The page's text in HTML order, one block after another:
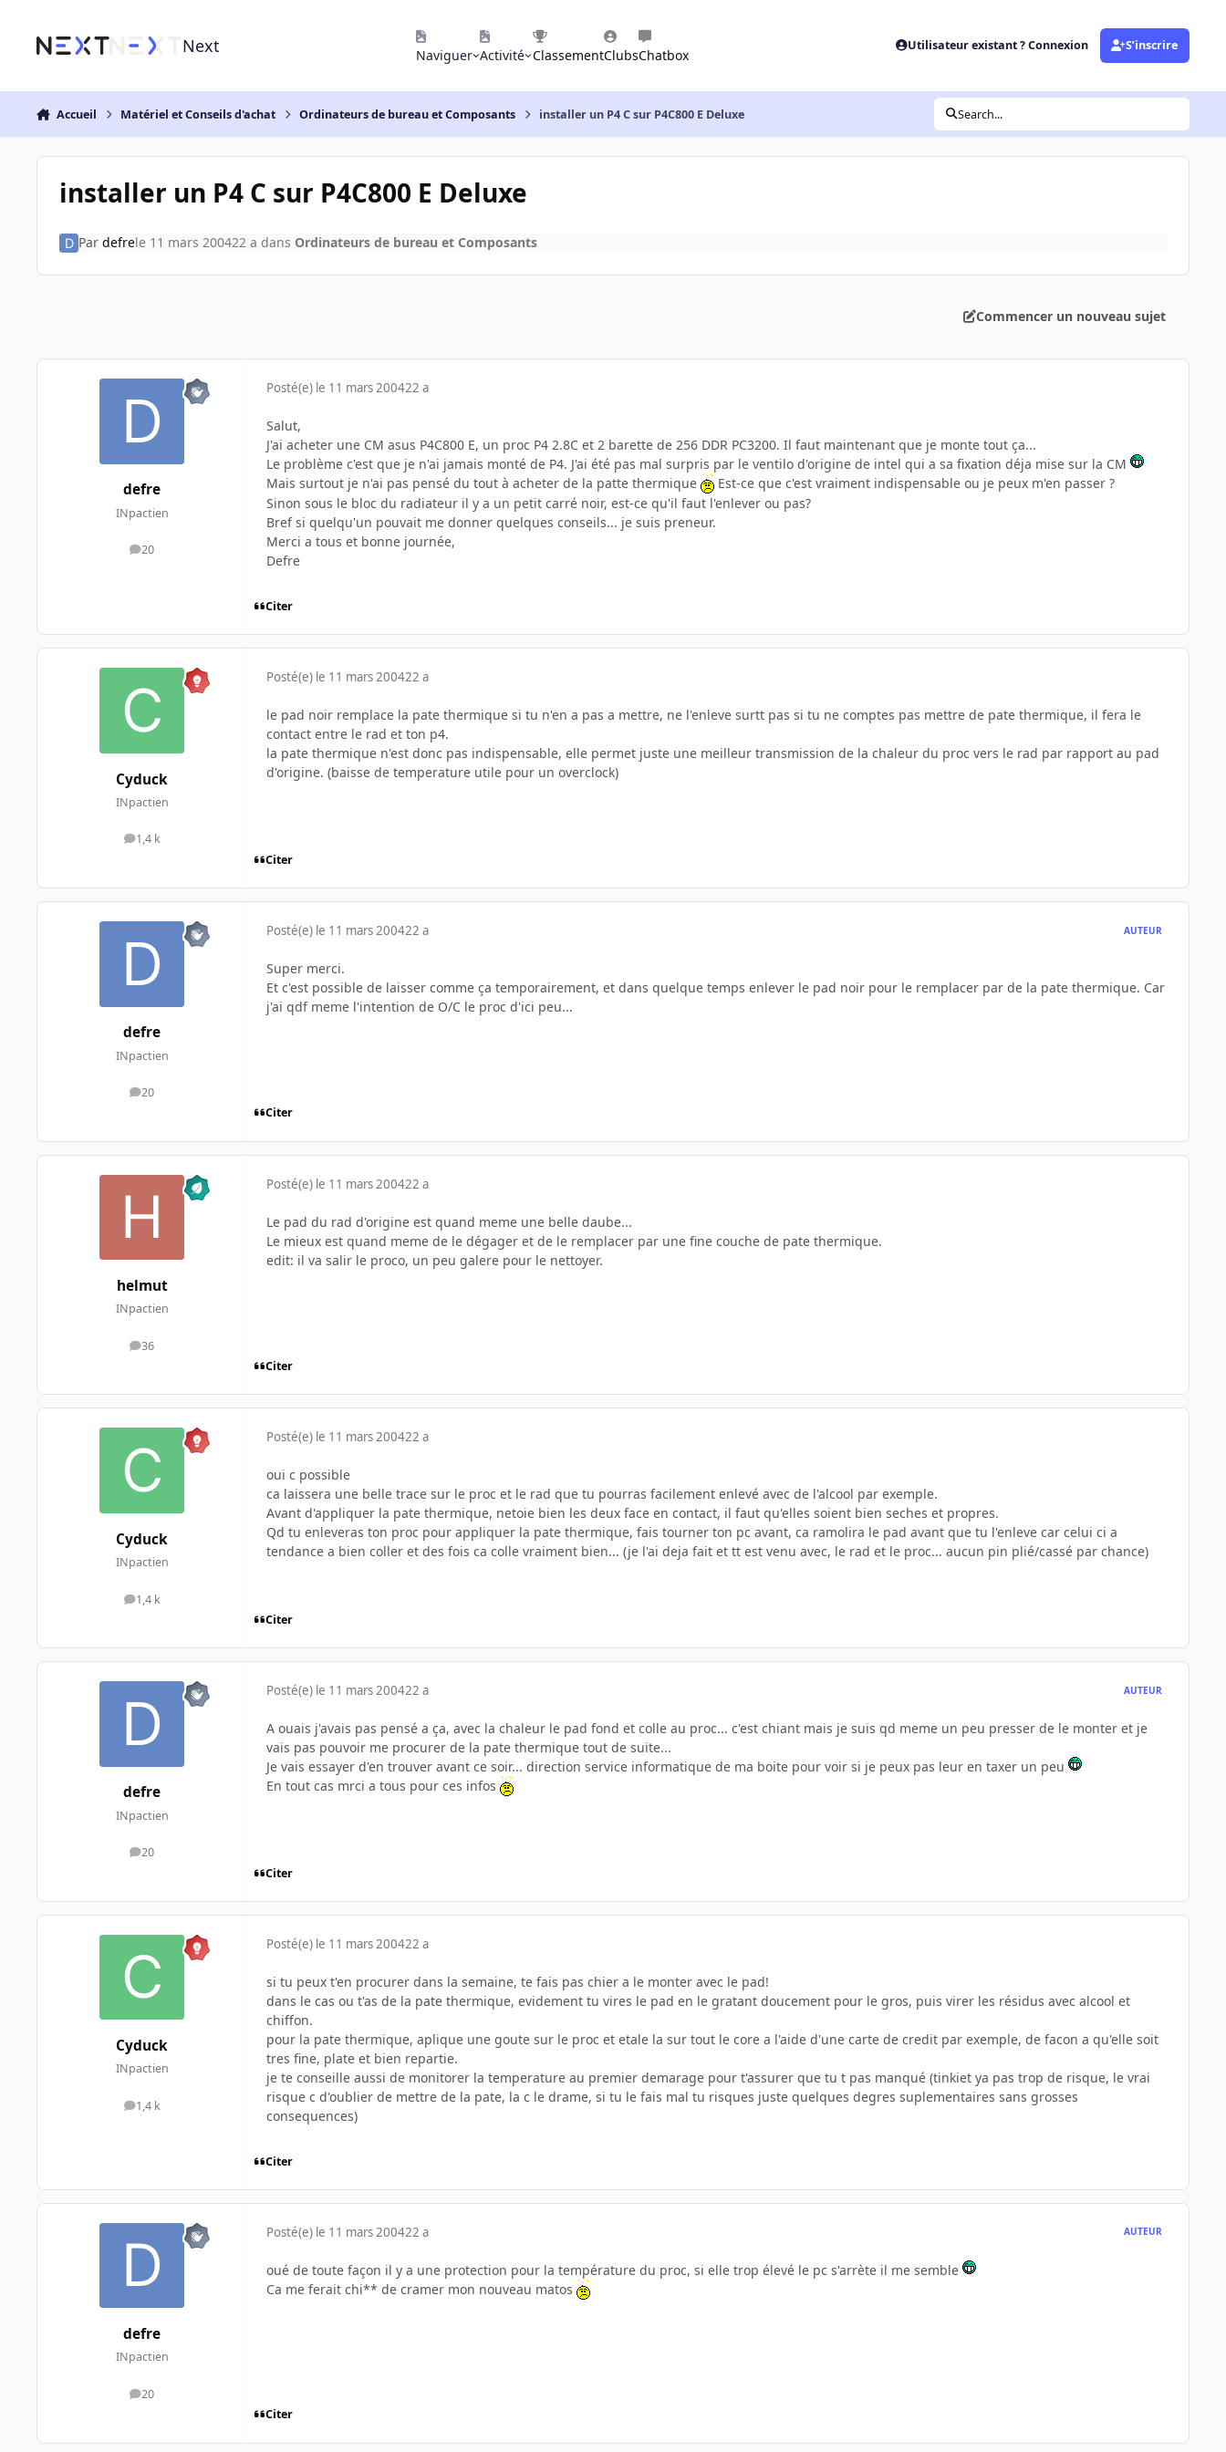
Next Naviguer Activité ClassementClubsChatbox
Utilisateur existant ? Connexion S’inscrire
Accueil Matériel et Conseils d'achat Ordinateurs de bureau et Composants installer un P4 C sur P4C800 E Deluxe Search...
installer un P4 C sur P4C800 E Deluxe
Par defrele 11 mars 200422 a dans Ordinateurs de bureau et Composants
Commencer un nouveau sujet
defre
INpactien
20
messages
Posté(e) le 11 mars 200422 a
Salut,
J'ai acheter une CM asus P4C800 E, un proc P4 2.8C et 2 barette de 256 DDR PC3200. Il faut maintenant que je monte tout ça...
Le problème c'est que je n'ai jamais monté de P4. J'ai été pas mal surpris par le ventilo d'origine de intel qui a sa fixation déja mise sur la CM
Mais surtout je n'ai pas pensé du tout à acheter de la patte thermique
Est-ce que c'est vraiment indispensable ou je peux m'en passer ?
Sinon sous le bloc du radiateur il y a un petit carré noir, est-ce qu'il faut l'enlever ou pas?
Bref si quelqu'un pouvait me donner quelques conseils... je suis preneur.
Merci a tous et bonne journée,
Defre
Citer
Cyduck
INpactien
1,4 k
messages
Posté(e) le 11 mars 200422 a
le pad noir remplace la pate thermique si tu n'en a pas a mettre, ne l'enleve surtt pas si tu ne comptes pas mettre de pate thermique, il fera le
contact entre le rad et ton p4.
la pate thermique n'est donc pas indispensable, elle permet juste une meilleur transmission de la chaleur du proc vers le rad par rapport au pad
d'origine. (baisse de temperature utile pour un overclock)
Citer
defre
INpactien
20
messages
Posté(e) le 11 mars 200422 a AUTEUR
Super merci.
Et c'est possible de laisser comme ça temporairement, et dans quelque temps enlever le pad noir pour le remplacer par de la pate thermique. Car
j'ai qdf meme l'intention de O/C le proc d'ici peu...
Citer
helmut
INpactien
36
messages
Posté(e) le 11 mars 200422 a
Le pad du rad d'origine est quand meme une belle daube...
Le mieux est quand meme de le dégager et de le remplacer par une fine couche de pate thermique.
edit: il va salir le proco, un peu galere pour le nettoyer.
Citer
Cyduck
INpactien
1,4 k
messages
Posté(e) le 11 mars 200422 a
oui c possible
ca laissera une belle trace sur le proc et le rad que tu pourras facilement enlevé avec de l'alcool par exemple.
Avant d'appliquer la pate thermique, netoie bien les deux face en contact, il faut qu'elles soient bien seches et propres.
Qd tu enleveras ton proc pour appliquer la pate thermique, fais tourner ton pc avant, ca ramolira le pad avant que tu l'enleve car celui ci a
tendance a bien coller et des fois ca colle vraiment bien... (je l'ai deja fait et tt est venu avec, le rad et le proc... aucun pin plié/cassé par chance)
Citer
defre
INpactien
20
messages
Posté(e) le 11 mars 200422 a AUTEUR
A ouais j'avais pas pensé a ça, avec la chaleur le pad fond et colle au proc... c'est chiant mais je suis qd meme un peu presser de le monter et je
vais pas pouvoir me procurer de la pate thermique tout de suite...
Je vais essayer d'en trouver avant ce soir... direction service informatique de ma boite pour voir si je peux pas leur en taxer un peu
En tout cas mrci a tous pour ces infos
Citer
Cyduck
INpactien
1,4 k
messages
Posté(e) le 11 mars 200422 a
si tu peux t'en procurer dans la semaine, te fais pas chier a le monter avec le pad!
dans le cas ou t'as de la pate thermique, evidement tu vires le pad en le gratant doucement pour le gros, puis virer les résidus avec alcool et
chiffon.
pour la pate thermique, aplique une goute sur le proc et etale la sur tout le core a l'aide d'une carte de credit par exemple, de facon a qu'elle soit
tres fine, plate et bien repartie.
je te conseille aussi de monitorer la temperature au premier demarage pour t'assurer que tu t pas manqué (tinkiet ya pas trop de risque, le vrai
risque c d'oublier de mettre de la pate, la c le drame, si tu le fais mal tu risques juste quelques degres suplementaires sans grosses
consequences)
Citer
defre
INpactien
20
messages
Posté(e) le 11 mars 200422 a AUTEUR
oué de toute façon il y a une protection pour la température du proc, si elle trop élevé le pc s'arrète il me semble
Ca me ferait chi** de cramer mon nouveau matos
Citer